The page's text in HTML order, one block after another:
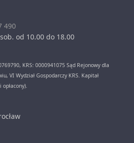
490
od 10.00 do 18.00
KRS: 0000941075 Sąd Rejonowy dla
VI Wydział Gospodarczy KRS. Kapitał
opłacony).